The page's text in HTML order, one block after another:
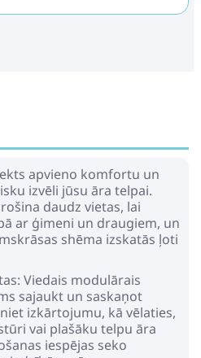
apvieno komfortu un
izvēli jūsu āra telpai.
daudz vietas, lai
ar ģimeni un draugiem, un
shēma izskatās ļoti
Viedais modulārais
sajaukt un saskaņot
izkārtojumu, kā vēlaties,
vai plašāku telpu āra
iespējas seko